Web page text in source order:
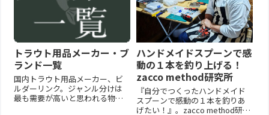
トラウト用品メーカー・ブ
ランド一覧
国内トラウト用品メーカー、ビ
ルダーリンク。ジャンル分けは
最も需要が高いと思われる物を
ハンドメイドスプーンで感
動の１本を釣り上げる！
zacco method研究所
『自分でつくったハンドメイド
スプーンで感動の１本を釣りあ
げたい！』。zacco method研究